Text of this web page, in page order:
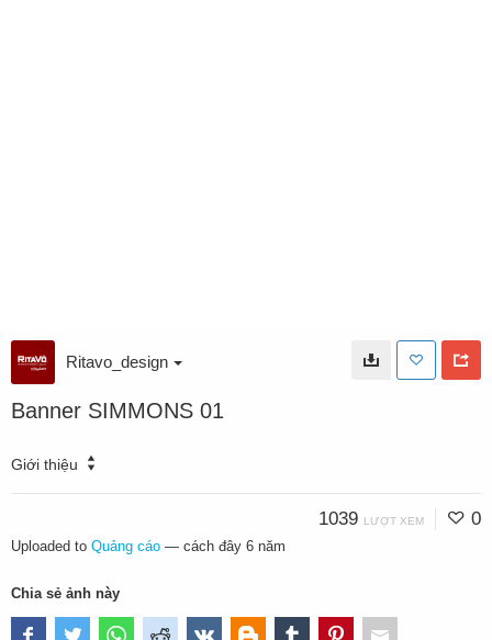
Ritavo_design
Banner SIMMONS 01
Giới thiệu
1039 LƯỢT XEM 0
Uploaded to Quảng cáo — cách đây 6 năm
Chia sẻ ảnh này